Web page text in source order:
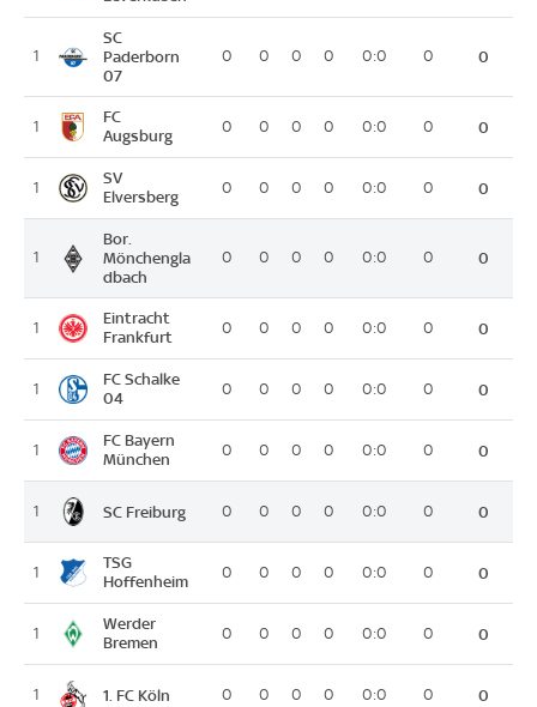
1
SC
Paderborn
07
0 0 0 0 0:0 0 0
1
FC
Augsburg
0 0 0 0 0:0 0 0
1
SV
Elversberg
0 0 0 0 0:0 0 0
1
Bor.
Mönchengla
dbach
0 0 0 0 0:0 0 0
1
Eintracht
Frankfurt
0 0 0 0 0:0 0 0
1
FC Schalke
04
0 0 0 0 0:0 0 0
1
FC Bayern
München
0 0 0 0 0:0 0 0
1 SC Freiburg 0 0 0 0 0:0 0 0
1
TSG
Hoffenheim
0 0 0 0 0:0 0 0
1
Werder
Bremen
0 0 0 0 0:0 0 0
1 1. FC Köln 0 0 0 0 0:0 0 0